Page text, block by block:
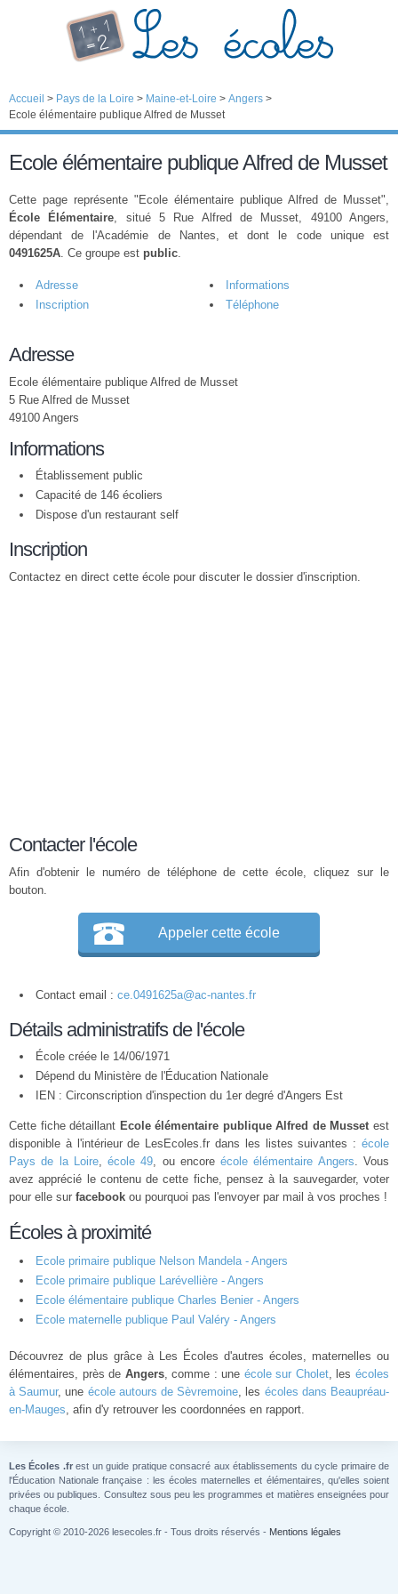
Accueil > Pays de la Loire > Maine-et-Loire > Angers >
Ecole élémentaire publique Alfred de Musset
Ecole élémentaire publique Alfred de Musset
Cette page représente "Ecole élémentaire publique Alfred de Musset",
École Élémentaire, situé 5 Rue Alfred de Musset, 49100 Angers,
dépendant de l'Académie de Nantes, et dont le code unique est
0491625A. Ce groupe est public.
Adresse
Informations
Inscription
Téléphone
Adresse
Ecole élémentaire publique Alfred de Musset
5 Rue Alfred de Musset
49100 Angers
Informations
Établissement public
Capacité de 146 écoliers
Dispose d'un restaurant self
Inscription
Contactez en direct cette école pour discuter le dossier d'inscription.
Contacter l'école
Afin d'obtenir le numéro de téléphone de cette école, cliquez sur le
bouton.
Appeler cette école
Contact email : ce.0491625a@ac-nantes.fr
Détails administratifs de l'école
École créée le 14/06/1971
Dépend du Ministère de l'Éducation Nationale
IEN : Circonscription d'inspection du 1er degré d'Angers Est
Cette fiche détaillant Ecole élémentaire publique Alfred de Mussetest
disponible à l'intérieur de LesEcoles.fr dans les listes suivantes : école
Pays de la Loire,école 49, ou encoreécole élémentaire Angers. Vous
avez apprécié le contenu de cette fiche, pensez à la sauvegarder, voter
pour elle sur facebook ou pourquoi pas l'envoyer par mail à vos proches !
Écoles à proximité
Ecole primaire publique Nelson Mandela - Angers
Ecole primaire publique Larévellière - Angers
Ecole élémentaire publique Charles Benier - Angers
Ecole maternelle publique Paul Valéry - Angers
Découvrez de plus grâce à Les Écoles d'autres écoles, maternelles ou
élémentaires, près de Angers, comme : une école sur Cholet, lesécoles
à Saumur, une école autours de Sèvremoine, les écoles dans Beaupréau-
en-Mauges, afin d'y retrouver les coordonnées en rapport.
Les Écoles .frest un guide pratique consacré aux établissements du cycle primaire de
l'Éducation Nationale française : les écoles maternelles et élémentaires, qu'elles soient
privées ou publiques. Consultez sous peu les programmes et matières enseignées pour
chaque école.
Copyright © 2010-2026 lesecoles.fr - Tous droits réservés - Mentions légales